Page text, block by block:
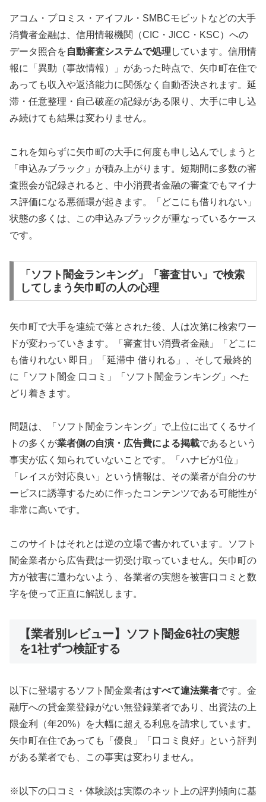
アコム・プロミス・アイフル・SMBCモビットなどの大手
消費者金融は、信用情報機関（CIC・JICC・KSC）への
データ照合を自動審査システムで処理 しています。信用情
報に「異動（事故情報）」があった時点で、矢巾町在住で
あっても収入や返済能力に関係なく自動否決されます。延
滞・任意整理・自己破産の記録がある限り、大手に申し込
み続けても結果は変わりません。
これを知らずに矢巾町の大手に何度も申し込んでしまうと
「申込みブラック」が積み上がります。短期間に多数の審
査照会が記録されると、中小消費者金融の審査でもマイナ
ス評価になる悪循環が起きます。「どこにも借りれない」
状態の多くは、この申込みブラックが重なっているケース
です。
「ソフト闇金ランキング」「審査甘い」で検索
してしまう矢巾町の人の心理
矢巾町で大手を連続で落とされた後、人は次第に検索ワー
ドが変わっていきます。「審査甘い消費者金融」「どこに
も借りれない 即日」「延滞中 借りれる」、そして最終的
に「ソフト闇金 口コミ」「ソフト闇金ランキング」へた
どり着きます。
問題は、「ソフト闇金ランキング」で上位に出てくるサイ
トの多くが業者側の自演・広告費による掲載であるという
事実が広く知られていないことです。「ハナビが1位」
「レイスが対応良い」という情報は、その業者が自分のサ
ービスに誘導するために作ったコンテンツである可能性が
非常に高いです。
このサイトはそれとは逆の立場で書かれています。ソフト
闇金業者から広告費は一切受け取っていません。矢巾町の
方が被害に遭わないよう、各業者の実態を被害口コミと数
字を使って正直に解説します。
【業者別レビュー】ソフト闇金6社の実態
を1社ずつ検証する
以下に登場するソフト闇金業者はすべて違法業者です。金
融庁への貸金業登録がない無登録業者であり、出資法の上
限金利（年20%）を大幅に超える利息を請求しています。
矢巾町在住であっても「優良」「口コミ良好」という評判
がある業者でも、この事実は変わりません。
※以下の口コミ・体験談は実際のネット上の評判傾向に基